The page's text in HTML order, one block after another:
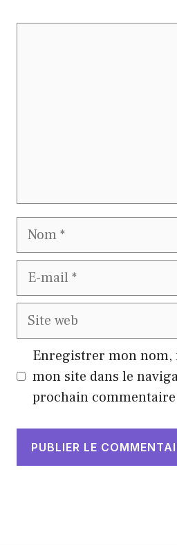
Nom
E-
Site
Enregistrer mon nom,
mon site dans le
prochain